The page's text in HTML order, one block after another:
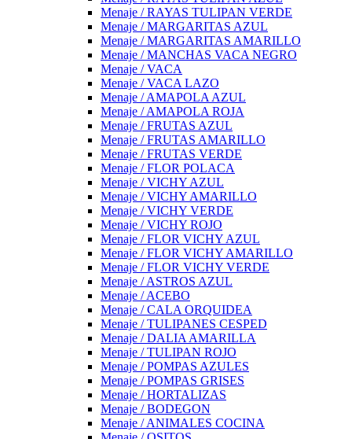
Menaje / RAYAS TULIPAN VERDE
Menaje / MARGARITAS AZUL
Menaje / MARGARITAS AMARILLO
Menaje / MANCHAS VACA NEGRO
Menaje / VACA
Menaje / VACA LAZO
Menaje / AMAPOLA AZUL
Menaje / AMAPOLA ROJA
Menaje / FRUTAS AZUL
Menaje / FRUTAS AMARILLO
Menaje / FRUTAS VERDE
Menaje / FLOR POLACA
Menaje / VICHY AZUL
Menaje / VICHY AMARILLO
Menaje / VICHY VERDE
Menaje / VICHY ROJO
Menaje / FLOR VICHY AZUL
Menaje / FLOR VICHY AMARILLO
Menaje / FLOR VICHY VERDE
Menaje / ASTROS AZUL
Menaje / ACEBO
Menaje / CALA ORQUIDEA
Menaje / TULIPANES CESPED
Menaje / DALIA AMARILLA
Menaje / TULIPAN ROJO
Menaje / POMPAS AZULES
Menaje / POMPAS GRISES
Menaje / HORTALIZAS
Menaje / BODEGON
Menaje / ANIMALES COCINA